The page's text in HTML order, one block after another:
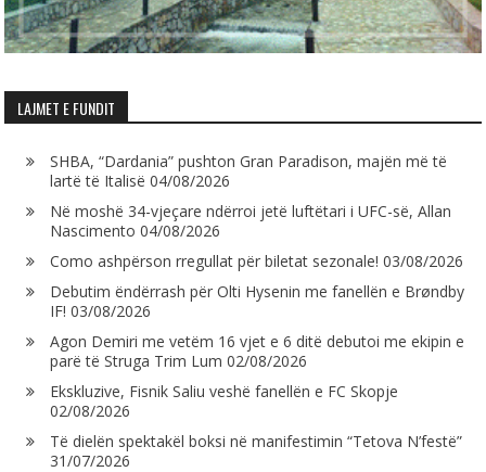
LAJMET E FUNDIT
SHBA, “Dardania” pushton Gran Paradison, majën më të
lartë të Italisë 04/08/2026
Në moshë 34-vjeçare ndërroi jetë luftëtari i UFC-së, Allan
Nascimento 04/08/2026
Como ashpërson rregullat për biletat sezonale! 03/08/2026
Debutim ëndërrash për Olti Hysenin me fanellën e Brøndby
IF! 03/08/2026
Agon Demiri me vetëm 16 vjet e 6 ditë debutoi me ekipin e
parë të Struga Trim Lum 02/08/2026
Ekskluzive, Fisnik Saliu veshë fanellën e FC Skopje
02/08/2026
Të dielën spektakël boksi në manifestimin “Tetova N’festë”
31/07/2026